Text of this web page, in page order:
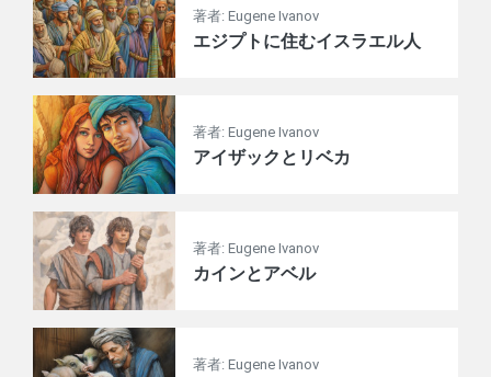
著者: Eugene Ivanov
エジプトに住むイスラエル人
著者: Eugene Ivanov
アイザックとリベカ
著者: Eugene Ivanov
カインとアベル
著者: Eugene Ivanov